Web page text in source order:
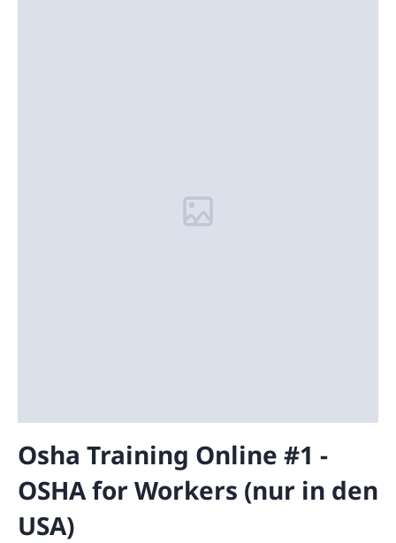
Osha Training Online #1 -
OSHA for Workers (nur in den
USA)